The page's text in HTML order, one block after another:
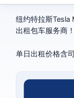
纽约特拉斯Tesla
出租包车服务商！
单日出租价格含